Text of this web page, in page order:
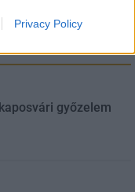
Privacy Policy
győzelem